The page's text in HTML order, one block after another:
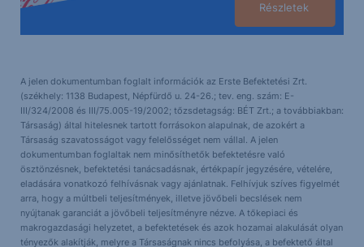
Részletek
A jelen dokumentumban foglalt információk az Erste Befektetési Zrt.
(székhely: 1138 Budapest, Népfürdő u. 24-26.; tev. eng. szám: E-
III/324/2008 és III/75.005-19/2002; tőzsdetagság: BÉT Zrt.; a továbbiakban:
Társaság) által hitelesnek tartott forrásokon alapulnak, de azokért a
Társaság szavatosságot vagy felelősséget nem vállal. A jelen
dokumentumban foglaltak nem minősíthetők befektetésre való
ösztönzésnek, befektetési tanácsadásnak, értékpapír jegyzésére, vételére,
eladására vonatkozó felhívásnak vagy ajánlatnak. Felhívjuk szíves figyelmét
arra, hogy a múltbeli teljesítmények, illetve jövőbeli becslések nem
nyújtanak garanciát a jövőbeli teljesítményre nézve. A tőkepiaci és
makrogazdasági helyzetet, a befektetések és azok hozamai alakulását olyan
tényezők alakítják, melyre a Társaságnak nincs befolyása, a befektető által